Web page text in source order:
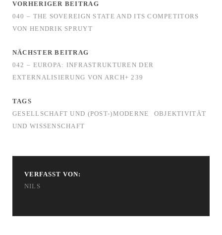
VORHERIGER BEITRAG
040 – THE SOVEREIGN STATE AND ITS COMPETITORS
VON HENDRIK SPRUYT
NÄCHSTER BEITRAG
042 – EUROPA: INFRASTRUKTUREN DER
EXTERNALISIERUNG VON ARCH+ 239
TAGS
GESELLSCHAFT UND (POST-)MODERNE
OBJEKTIVITÄT
UND WISSENSCHAFT
VERFASST VON:
NILS